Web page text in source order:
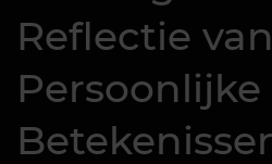
Reflectie van
Persoonlijke